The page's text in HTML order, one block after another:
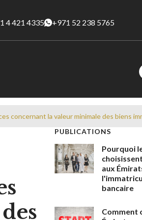
4 421 4335 +971 52 238 5765
concernant la valeur minimale des biens
PUBLICATIONS
Pourquoi
aux
bancaire
Comment